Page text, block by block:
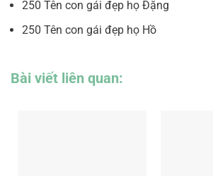
250 Tên con gái đẹp họ Đặng
250 Tên con gái đẹp họ Hồ
Bài viết liên quan: